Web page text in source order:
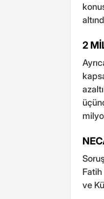
2
ve